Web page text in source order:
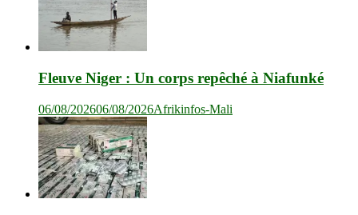
Fleuve Niger : Un corps repêché à Niafunké
06/08/202606/08/2026Afrikinfos-Mali